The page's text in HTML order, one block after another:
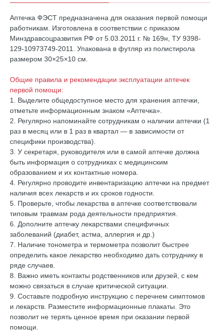
Аптечка ФЭСТ предназначена для оказания первой помощи
работникам. Изготовлена в соответствии с приказом
Минздравсоцразвития РФ от 5.03.2011 г. № 169н, ТУ 9398-
129-10973749-2011. Упакована в футляр из полистирола
размером 30×25×10 см.
Общие правила и рекомендации эксплуатации аптечек
первой помощи:
1. Выделите общедоступное место для хранения аптечки,
отметьте информационным знаком «Аптечка».
2. Регулярно напоминайте сотрудникам о наличии аптечки (1
раз в месяц или в 1 раз в квартал — в зависимости от
специфики производства).
3. У секретаря, руководителя или в самой аптечке должна
быть информация о сотрудниках с медицинским
образованием и их контактные номера.
4. Регулярно проводите инвентаризацию аптечки на предмет
наличия всех лекарств и их сроков годности.
5. Проверьте, чтобы лекарства в аптечке соответствовали
типовым травмам рода деятельности предприятия.
6. Дополните аптечку лекарствами специфичных
заболеваний (диабет, астма, аллергия и др.)
7. Наличие тонометра и термометра позволит быстрее
определить какое лекарство необходимо дать сотруднику в
ряде случаев.
8. Важно иметь контакты родственников или друзей, с кем
можно связаться в случае критической ситуации.
9. Составьте подробную инструкцию с перечнем симптомов
и лекарств. Разместите информационные плакаты. Это
позволит не терять ценное время при оказании первой
помощи.